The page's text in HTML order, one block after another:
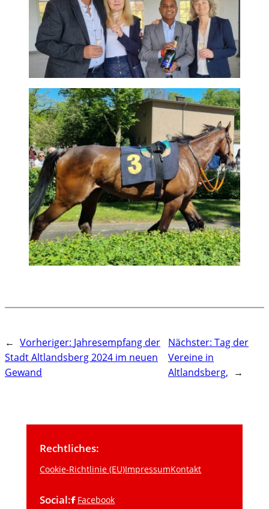
← Vorheriger: Jahresempfang der
Stadt Altlandsberg 2024 im neuen
Gewand
Nächster:Tag der
Vereine in
Altlandsberg, →
Rechtliches:
Cookie-Richtlinie (EU)ImpressumKontakt
Social: Facebook